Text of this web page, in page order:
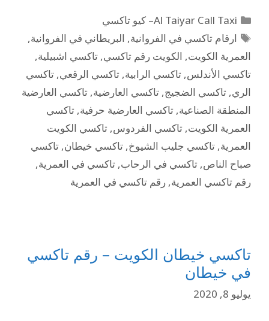
Al Taiyar Call Taxi– كيو تاكسي
ارقام تاكسي في الفروانية, البريطاني في الفروانية,
العمرية الكويت, الكويت رقم تاكسي, تاكسي اشبيلية,
تاكسي الأندلس, تاكسي الرابية, تاكسي الرقعي, تاكسي
الري, تاكسي الضجيج, تاكسي العارضية, تاكسي العارضية
المنطقة الصناعية, تاكسي العارضية حرفية, تاكسي
العمرية الكويت, تاكسي الفردوس, تاكسي الكويت
العمرية, تاكسي جليب الشيوخ, تاكسي خيطان, تاكسي
صباح الناص, تاكسي في الرحاب, تاكسي في العمرية,
رقم تاكسي العمرية, رقم تاكسي في العمرية
تاكسي خيطان الكويت – رقم تاكسي
في خيطان
يوليو 8, 2020